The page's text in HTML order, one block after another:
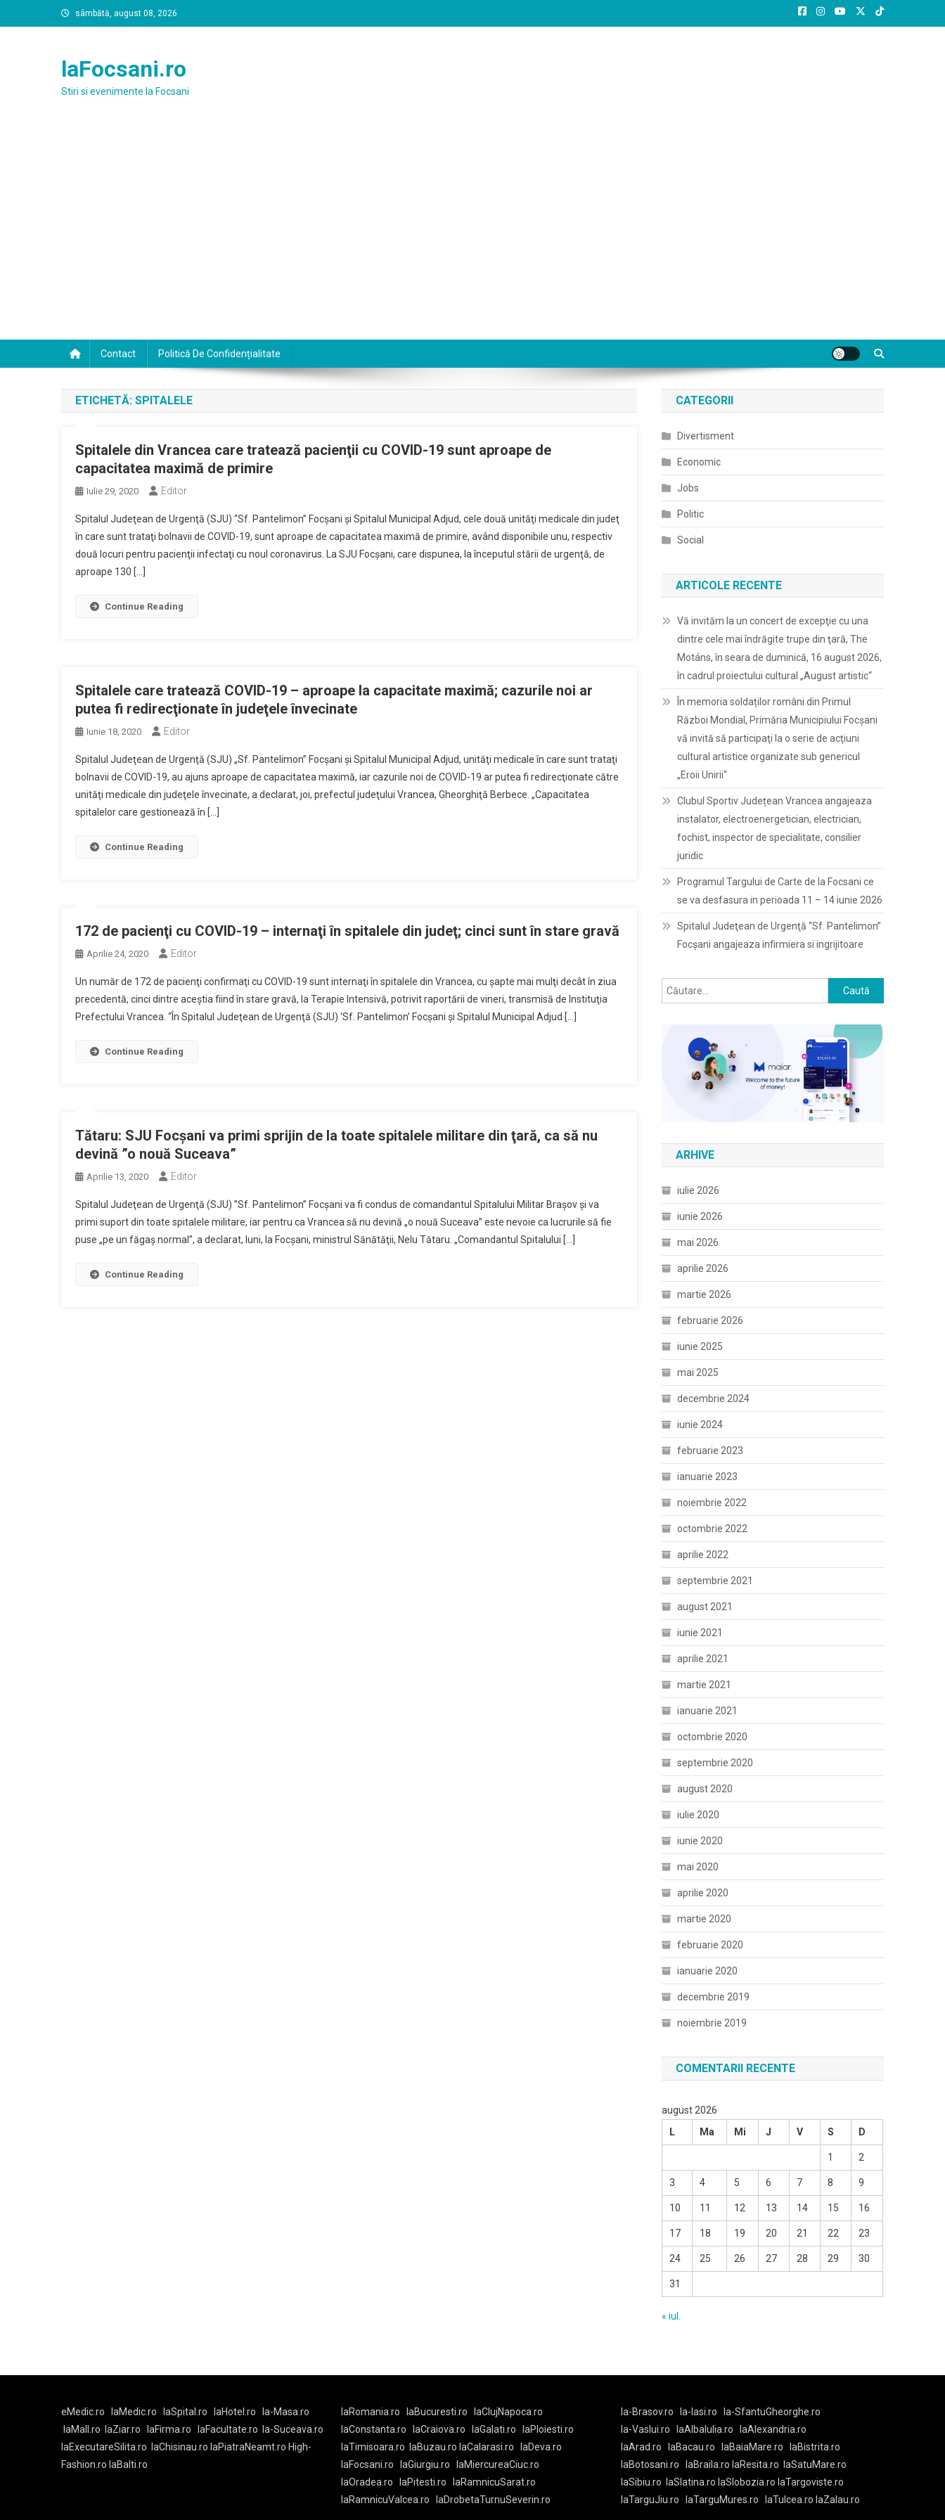
to
sâmbătă, august 08, 2026
laFocsani.ro
Stiri si evenimente la Focsani
Contact Politică De Confidențialitate
ETICHETĂ: SPITALELE
Spitalele din Vrancea care tratează pacienţii cu COVID-19 sunt aproape de
capacitatea maximă de primire
Iulie 29, 2020 Editor
Spitalul Judeţean de Urgenţă (SJU) “Sf. Pantelimon” Focşani şi Spitalul Municipal Adjud, cele două unităţi medicale din judeţ
în care sunt trataţi bolnavii de COVID-19, sunt aproape de capacitatea maximă de primire, având disponibile unu, respectiv
două locuri pentru pacienţii infectaţi cu noul coronavirus. La SJU Focşani, care dispunea, la începutul stării de urgenţă, de
aproape 130 […]
Continue Reading
Spitalele care tratează COVID-19 – aproape la capacitate maximă; cazurile noi ar
putea fi redirecţionate în judeţele învecinate
Iunie 18, 2020 Editor
Spitalul Judeţean de Urgenţă (SJU) „Sf. Pantelimon” Focşani şi Spitalul Municipal Adjud, unităţi medicale în care sunt trataţi
bolnavii de COVID-19, au ajuns aproape de capacitatea maximă, iar cazurile noi de COVID-19 ar putea fi redirecţionate către
unităţi medicale din judeţele învecinate, a declarat, joi, prefectul judeţului Vrancea, Gheorghiţă Berbece. „Capacitatea
spitalelor care gestionează în […]
Continue Reading
172 de pacienţi cu COVID-19 – internaţi în spitalele din judeţ; cinci sunt în stare gravă
Aprilie 24, 2020 Editor
Un număr de 172 de pacienţi confirmaţi cu COVID-19 sunt internaţi în spitalele din Vrancea, cu şapte mai mulţi decât în ziua
precedentă, cinci dintre aceştia fiind în stare gravă, la Terapie Intensivă, potrivit raportării de vineri, transmisă de Instituţia
Prefectului Vrancea. “În Spitalul Judeţean de Urgenţă (SJU) ‘Sf. Pantelimon’ Focşani şi Spitalul Municipal Adjud […]
Continue Reading
Tătaru: SJU Focşani va primi sprijin de la toate spitalele militare din ţară, ca să nu
devină ”o nouă Suceava”
Aprilie 13, 2020 Editor
Spitalul Judeţean de Urgenţă (SJU) ”Sf. Pantelimon” Focşani va fi condus de comandantul Spitalului Militar Braşov şi va
primi suport din toate spitalele militare, iar pentru ca Vrancea să nu devină „o nouă Suceava” este nevoie ca lucrurile să fie
puse „pe un făgaş normal”, a declarat, luni, la Focşani, ministrul Sănătăţii, Nelu Tătaru. „Comandantul Spitalului […]
Continue Reading
CATEGORII
Divertisment
Economic
Jobs
Politic
Social
ARTICOLE RECENTE
Vă invităm la un concert de excepţie cu una
dintre cele mai îndrăgite trupe din ţară, The
Motáns, în seara de duminică, 16 august 2026,
în cadrul proiectului cultural „August artistic“
În memoria soldaților români din Primul
Război Mondial, Primăria Municipiului Focșani
vă invită să participaţi la o serie de acţiuni
cultural artistice organizate sub genericul
„Eroii Unirii“
Clubul Sportiv Județean Vrancea angajeaza
instalator, electroenergetician, electrician,
fochist, inspector de specialitate, consilier
juridic
Programul Targului de Carte de la Focsani ce
se va desfasura in perioada 11 – 14 iunie 2026
Spitalul Judeţean de Urgenţă “Sf. Pantelimon”
Focşani angajeaza infirmiera si ingrijitoare
Caută
după:
ARHIVE
iulie 2026
iunie 2026
mai 2026
aprilie 2026
martie 2026
februarie 2026
iunie 2025
mai 2025
decembrie 2024
iunie 2024
februarie 2023
ianuarie 2023
noiembrie 2022
octombrie 2022
aprilie 2022
septembrie 2021
august 2021
iunie 2021
aprilie 2021
martie 2021
ianuarie 2021
octombrie 2020
septembrie 2020
august 2020
iulie 2020
iunie 2020
mai 2020
aprilie 2020
martie 2020
februarie 2020
ianuarie 2020
decembrie 2019
noiembrie 2019
COMENTARII RECENTE
august 2026
L
Ma Mi J V S D
1 2
3 4 5 6 7 8 9
10 11 12 13 14 15 16
17 18 19 20 21 22 23
24 25 26 27 28 29 30
31
« iul.
eMedic.ro laMedic.ro laSpital.ro laHotel.ro
la-Masa.ro
laMall.ro
laZiar.ro laFirma.ro laFacultate.ro
la-Suceava.ro
laExecutareSilita.ro
laChisinau.ro laPiatraNeamt.ro High-
Fashion.ro laBalti.ro
laRomania.ro laBucuresti.ro
laClujNapoca.ro
laConstanta.ro
laCraiova.ro laGalati.ro
laPloiesti.ro
laTimisoara.ro
laBuzau.ro laCalarasi.ro
laDeva.ro
laFocsani.ro
laGiurgiu.ro
laMiercureaCiuc.ro
laOradea.ro
laPitesti.ro
laRamnicuSarat.ro
laRamnicuValcea.ro
laDrobetaTurnuSeverin.ro
la-Brasov.ro la-Iasi.ro
la-SfantuGheorghe.ro
la-Vaslui.ro
laAlbaIulia.ro
laAlexandria.ro
laArad.ro
laBacau.ro laBaiaMare.ro
laBistrita.ro
laBotosani.ro
laBraila.ro laResita.ro
laSatuMare.ro
laSibiu.ro
laSlatina.ro laSlobozia.ro laTargoviste.ro
laTarguJiu.ro
laTarguMures.ro laTulcea.ro laZalau.ro